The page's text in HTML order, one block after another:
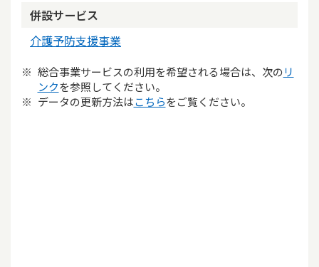
併設サービス
介護予防支援事業
総合事業サービスの利用を希望される場合は、次のリ
ンクを参照してください。
データの更新方法はこちらをご覧ください。